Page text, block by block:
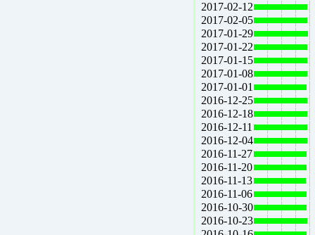
2017-02-12
2017-02-05
2017-01-29
2017-01-22
2017-01-15
2017-01-08
2017-01-01
2016-12-25
2016-12-18
2016-12-11
2016-12-04
2016-11-27
2016-11-20
2016-11-13
2016-11-06
2016-10-30
2016-10-23